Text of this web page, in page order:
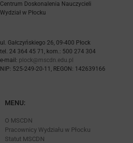
Centrum Doskonalenia Nauczycieli
Wydział w Płocku
ul. Gałczyńskiego 26, 09-400 Płock
tel. 24 364 45 71, kom.: 500 274 304
e-mail: plock@mscdn.edu.pl
NIP: 525-249-20-11, REGON: 142639166
MENU:
O MSCDN
Pracownicy Wydziału w Płocku
Statut MSCDN